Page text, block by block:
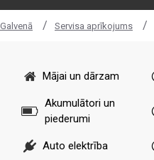
Galvenā Servisa aprīkojums
Mājai un dārzam
Akumulātori un
piederumi
Auto elektrība